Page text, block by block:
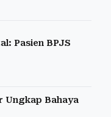
Pasien BPJS
Ungkap Bahaya